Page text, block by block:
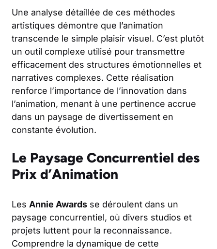
Une analyse détaillée de ces méthodes
artistiques démontre que l’animation
transcende le simple plaisir visuel. C’est plutôt
un outil complexe utilisé pour transmettre
efficacement des structures émotionnelles et
narratives complexes. Cette réalisation
renforce l’importance de l’innovation dans
l’animation, menant à une pertinence accrue
dans un paysage de divertissement en
constante évolution.
Le Paysage Concurrentiel des
Prix d’Animation
Les Annie Awards se déroulent dans un
paysage concurrentiel, où divers studios et
projets luttent pour la reconnaissance.
Comprendre la dynamique de cette